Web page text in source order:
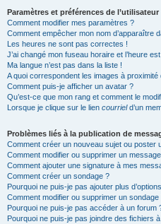
Paramètres et préférences de l’utilisateur
Comment modifier mes paramètres ?
Comment empêcher mon nom d’apparaître
Les heures ne sont pas correctes !
J’ai changé mon fuseau horaire et l’heure
Ma langue n’est pas dans la liste !
A quoi correspondent les images à proximité
Comment puis-je afficher un avatar ?
Qu’est-ce que mon rang et comment le
Lorsque je clique sur le lien courrield’un
Problèmes liés à la publication de
Comment créer un nouveau sujet ou poster
Comment modifier ou supprimer un
Comment ajouter une signature à mes
Comment créer un sondage ?
Pourquoi ne puis-je pas ajouter plus
Comment modifier ou supprimer un sondage
Pourquoi ne puis-je pas accéder à un forum
Pourquoi ne puis-je pas joindre des fichiers